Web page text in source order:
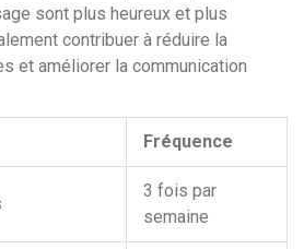
sont plus heureux et plus
contribuer à réduire la
et améliorer la communication
Fréquence
3 fois par
semaine